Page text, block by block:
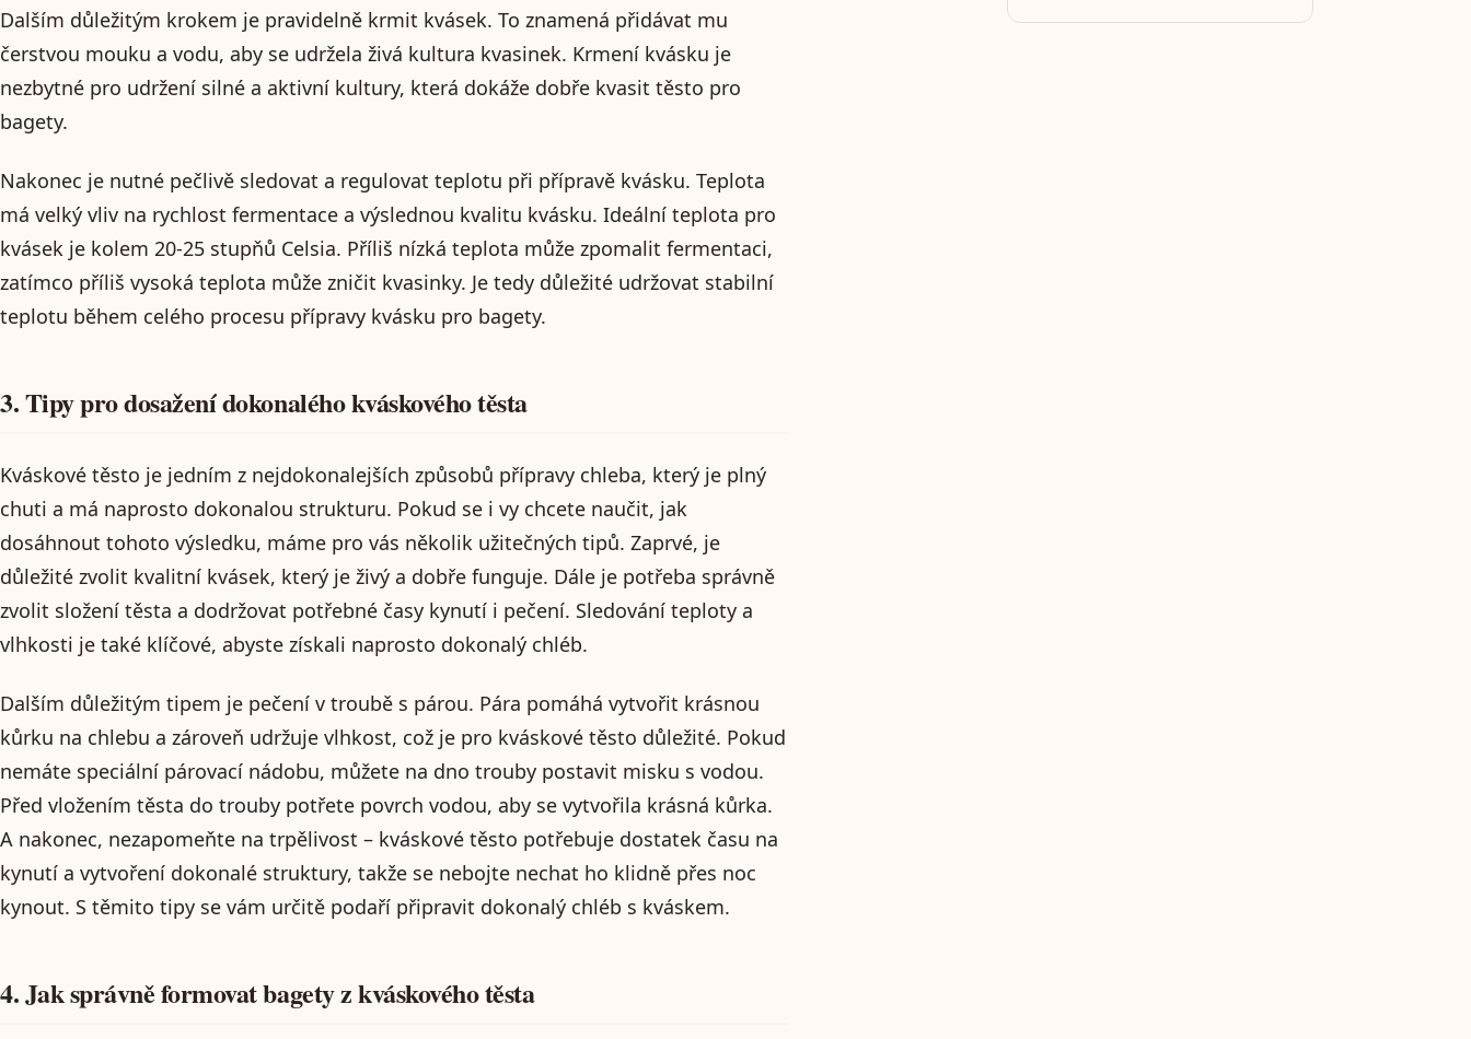
Dalším důležitým krokem je pravidelně krmit kvásek. To znamená přidávat mu
čerstvou mouku a vodu, aby se udržela živá kultura kvasinek. Krmení kvásku je
nezbytné pro udržení silné a aktivní kultury, která dokáže dobře kvasit těsto pro
bagety.
Nakonec je nutné pečlivě sledovat a regulovat teplotu při přípravě kvásku. Teplota
má velký vliv na rychlost fermentace a výslednou kvalitu kvásku. Ideální teplota pro
kvásek je kolem 20-25 stupňů Celsia. Příliš nízká teplota může zpomalit fermentaci,
zatímco příliš vysoká teplota může zničit kvasinky. Je tedy důležité udržovat stabilní
teplotu během celého procesu přípravy kvásku pro bagety.
3. Tipy pro dosažení dokonalého kváskového těsta
Kváskové těsto je jedním z nejdokonalejších způsobů přípravy chleba, který je plný
chuti a má naprosto dokonalou strukturu. Pokud se i vy chcete naučit, jak
dosáhnout tohoto výsledku, máme pro vás několik užitečných tipů. Zaprvé, je
důležité zvolit kvalitní kvásek, který je živý a dobře funguje. Dále je potřeba správně
zvolit složení těsta a dodržovat potřebné časy kynutí i pečení. Sledování teploty a
vlhkosti je také klíčové, abyste získali naprosto dokonalý chléb.
Dalším důležitým tipem je pečení v troubě s párou. Pára pomáhá vytvořit krásnou
kůrku na chlebu a zároveň udržuje vlhkost, což je pro kváskové těsto důležité. Pokud
nemáte speciální párovací nádobu, můžete na dno trouby postavit misku s vodou.
Před vložením těsta do trouby potřete povrch vodou, aby se vytvořila krásná kůrka.
A nakonec, nezapomeňte na trpělivost – kváskové těsto potřebuje dostatek času na
kynutí a vytvoření dokonalé struktury, takže se nebojte nechat ho klidně přes noc
kynout. S těmito tipy se vám určitě podaří připravit dokonalý chléb s kváskem.
4. Jak správně formovat bagety z kváskového těsta